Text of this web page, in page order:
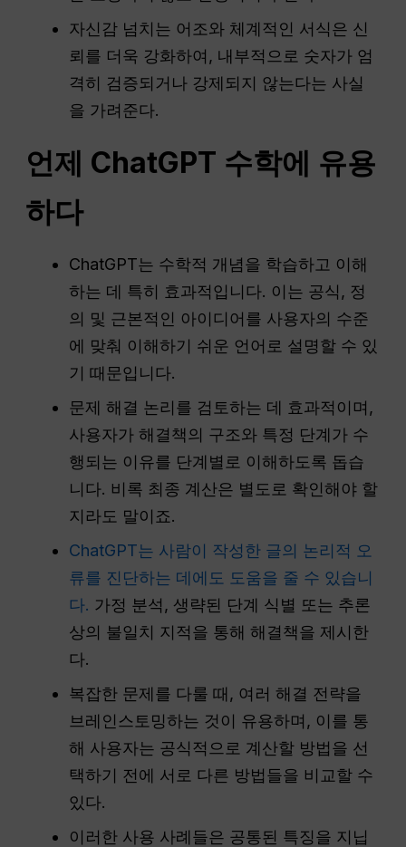
자신감 넘치는 어조와 체계적인 서식은 신
뢰를 더욱 강화하여, 내부적으로 숫자가 엄
격히 검증되거나 강제되지 않는다는 사실
을 가려준다.
언제 ChatGPT 수학에 유용
하다
ChatGPT는 수학적 개념을 학습하고 이해
하는 데 특히 효과적입니다. 이는 공식, 정
의 및 근본적인 아이디어를 사용자의 수준
에 맞춰 이해하기 쉬운 언어로 설명할 수 있
기 때문입니다.
문제 해결 논리를 검토하는 데 효과적이며,
사용자가 해결책의 구조와 특정 단계가 수
행되는 이유를 단계별로 이해하도록 돕습
니다. 비록 최종 계산은 별도로 확인해야 할
지라도 말이죠.
ChatGPT는 사람이 작성한 글의 논리적 오
류를 진단하는 데에도 도움을 줄 수 있습니
다. 가정 분석, 생략된 단계 식별 또는 추론
상의 불일치 지적을 통해 해결책을 제시한
다.
복잡한 문제를 다룰 때, 여러 해결 전략을
브레인스토밍하는 것이 유용하며, 이를 통
해 사용자는 공식적으로 계산할 방법을 선
택하기 전에 서로 다른 방법들을 비교할 수
있다.
이러한 사용 사례들은 공통된 특징을 지닙